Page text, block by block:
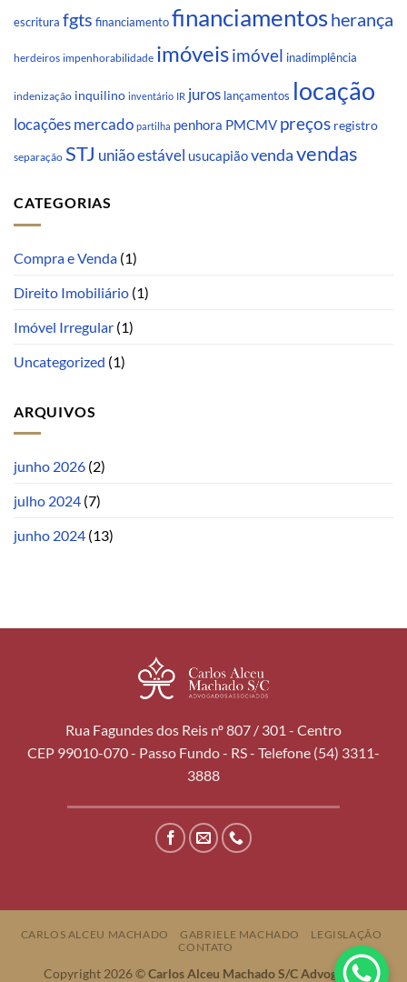
escritura fgts financiamentofinanciamentosherança
herdeiros impenhorabilidade imóveisimóvel inadimplência
indenização inquilino inventário IR juros lançamentos locação
locações mercado partilha penhora PMCMV preços registro
separação STJ união estável usucapiãovendavendas
CATEGORIAS
Compra e Venda (1)
Direito Imobiliário (1)
Imóvel Irregular (1)
Uncategorized (1)
ARQUIVOS
junho 2026 (2)
julho 2024 (7)
junho 2024 (13)
Rua Fagundes dos Reis nº 807 / 301 - Centro
CEP 99010-070 - Passo Fundo - RS - Telefone (54) 3311-
3888
CARLOS ALCEU MACHADO GABRIELE MACHADO
LEGISLAÇÃO
CONTATO
Copyright 2026 ©Carlos Alceu Machado S/C Advogados